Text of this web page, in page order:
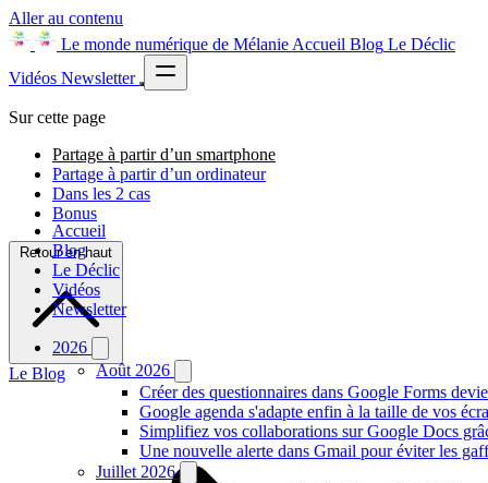
Aller au contenu
Le monde numérique de Mélanie Accueil Blog Le Déclic
Vidéos Newsletter
Accueil
Blog
Le Déclic
Vidéos
Newsletter
2026
Août 2026
Créer des questionnaires dans Google Forms
Google agenda s'adapte enfin à la taille de vos
Simplifiez vos collaborations sur Google Docs
Une nouvelle alerte dans Gmail pour éviter les
Juillet 2026
Sur cette page
Partage à partir d’un smartphone
Partage à partir d’un ordinateur
Dans les 2 cas
Bonus
Retour en haut
Le Blog